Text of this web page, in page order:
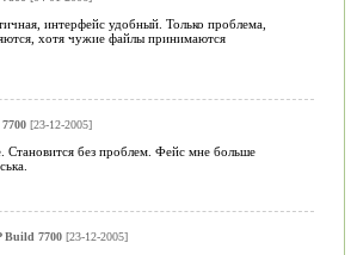
интерфейс удобный. Только проблема,
хотя чужие файлы принимаются
[23-12-2005]
Становится без проблем. Фейс мне больше
Build 7700[23-12-2005]